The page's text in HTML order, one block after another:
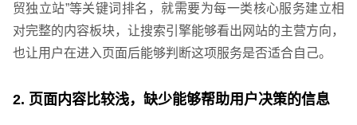
贸独立站”等关键词排名，就需要为每一类核心服务建立相
对完整的内容板块，让搜索引擎能够看出网站的主营方向，
也让用户在进入页面后能够判断这项服务是否适合自己。
2. 页面内容比较浅，缺少能够帮助用户决策的信息